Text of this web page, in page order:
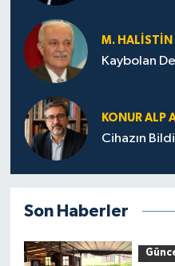
M. HALISTIN
Kaybolan
KONUR ALP
Cihazın
Son Haberler